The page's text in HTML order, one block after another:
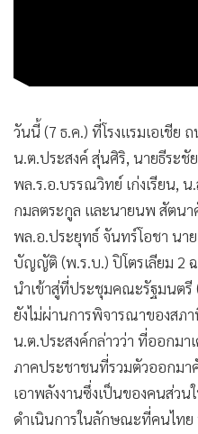
วันนี้ (7 ธ.ค.) ที่โรงแรมเอเชี
น.ต.ประสงค์ สุ่นศิริ, นายธีระชั
พล.ร.อ.บรรณวิทย์ เก่งเรียน,
กมลตระกูล และนายนพ สัตนา
พล.อ.ประยุทธ์ จันทร์โอชา นา
บัญญัติ (พ.ร.บ.) ปิโตรเลียม 2
นำเข้าสู่ที่ประชุมคณะรัฐมนตรี
ยังไม่ผ่านการพิจารณาของส
น.ต.ประสงค์กล่าวว่า ที่ออกมา
ภาคประชาชนที่รวมตัวออกมา
เอาพลังงานซึ่งเป็นของคนส่ว
ดำเนินการในลักษณะที่คนไทย